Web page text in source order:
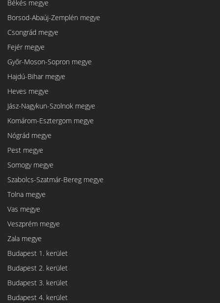
Békés megye
Borsod-Abaúj-Zemplén megye
Csongrád megye
Fejér megye
Győr-Moson-Sopron megye
Hajdú-Bihar megye
Heves megye
Jász-Nagykun-Szolnok megye
Komárom-Esztergom megye
Nógrád megye
Pest megye
Somogy megye
Szabolcs-Szatmár-Bereg megye
Tolna megye
Vas megye
Veszprém megye
Zala megye
Budapest 1. kerület
Budapest 2. kerület
Budapest 3. kerület
Budapest 4. kerület